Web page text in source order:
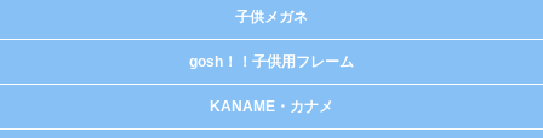
子供メガネ
gosh！！子供用フレーム
KANAME・カナメ